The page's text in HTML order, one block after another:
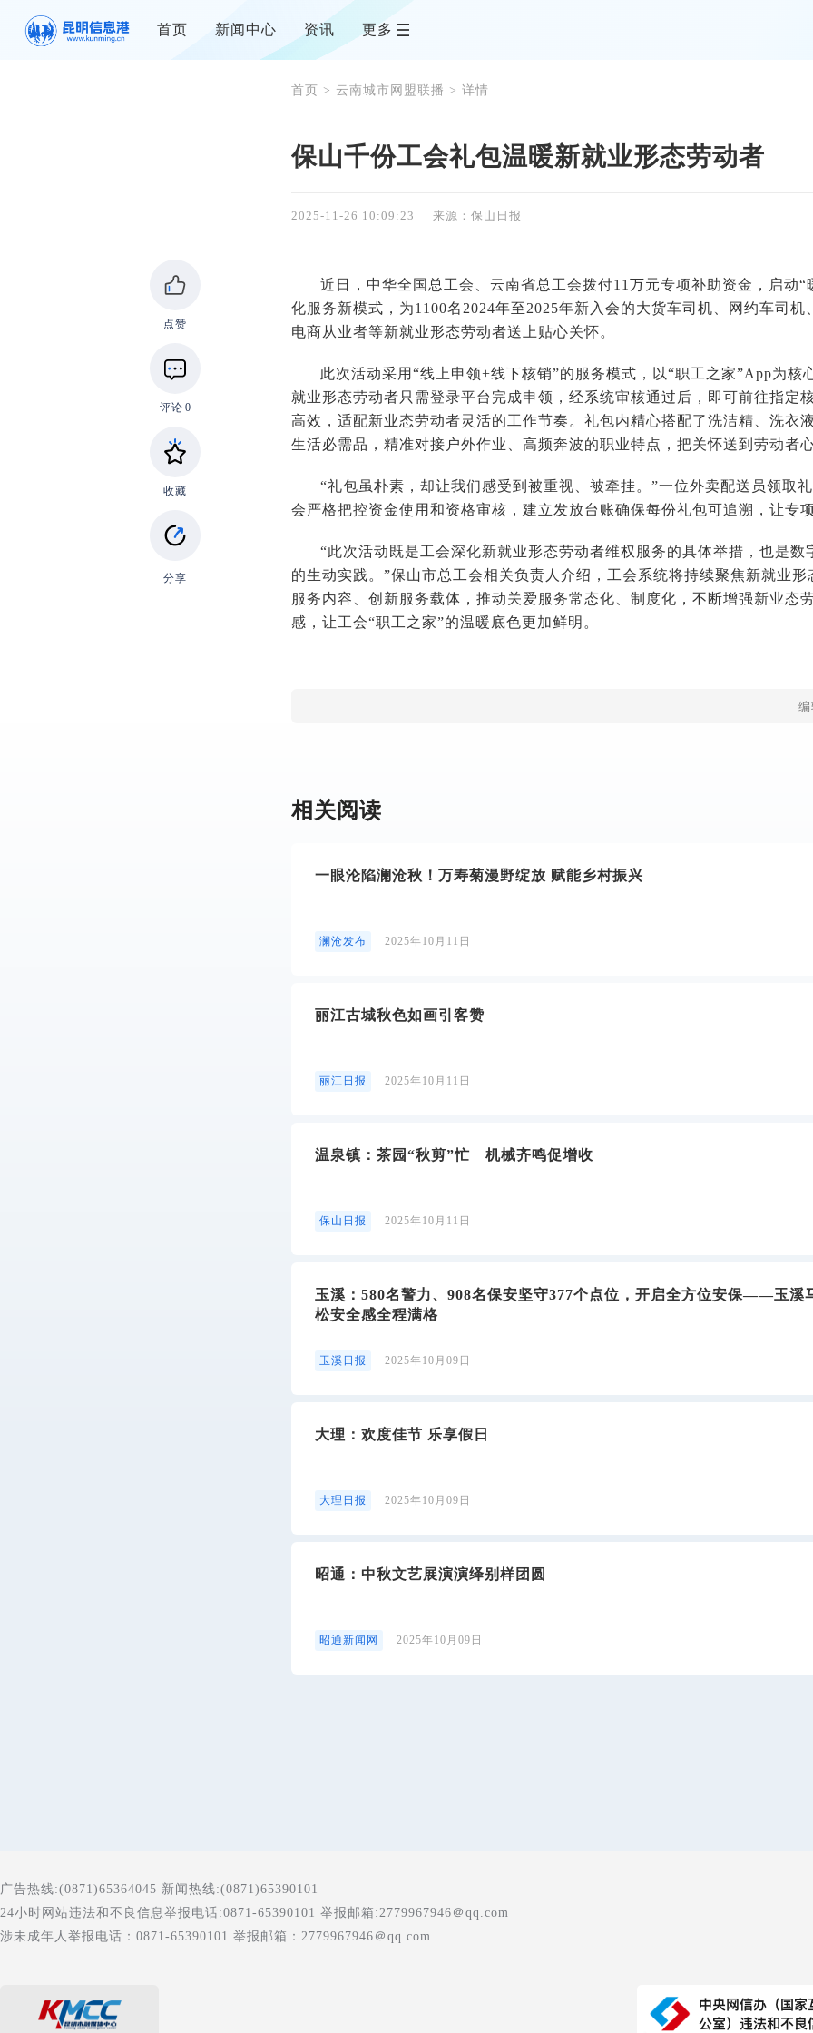
首页 新闻中心 资讯 更多
点赞
评论 0
收藏
分享
首页 > 云南城市网盟联播 > 详情
保山千份工会礼包温暖新就业形态劳动者
2025-11-26 10:09:23 来源：保山日报
近日，中华全国总工会、云南省总工会拨付11万元专项补助资金，启动
化服务新模式，为1100名2024年至2025年新入会的大货车司机、网约车司
电商从业者等新就业形态劳动者送上贴心关怀。
此次活动采用“线上申领+线下核销”的服务模式，以“职工之家”App为核
就业形态劳动者只需登录平台完成申领，经系统审核通过后，即可前往指定
高效，适配新业态劳动者灵活的工作节奏。礼包内精心搭配了洗洁精、洗衣
生活必需品，精准对接户外作业、高频奔波的职业特点，把关怀送到劳动者
“礼包虽朴素，却让我们感受到被重视、被牵挂。”一位外卖配送员领取
会严格把控资金使用和资格审核，建立发放台账确保每份礼包可追溯，让专
“此次活动既是工会深化新就业形态劳动者维权服务的具体举措，也是数
的生动实践。”保山市总工会相关负责人介绍，工会系统将持续聚焦新就业
服务内容、创新服务载体，推动关爱服务常态化、制度化，不断增强新业态
感，让工会“职工之家”的温暖底色更加鲜明。
相关阅读
一眼沦陷澜沧秋！万寿菊漫野绽放 赋能乡村振兴
澜沧发布 2025年10月11日
丽江古城秋色如画引客赞
丽江日报 2025年10月11日
温泉镇：茶园“秋剪”忙 机械齐鸣促增收
保山日报 2025年10月11日
玉溪：580名警力、908名保安坚守377个点位，开启全方位安保——玉溪
松安全感全程满格
玉溪日报 2025年10月09日
大理：欢度佳节 乐享假日
大理日报 2025年10月09日
昭通：中秋文艺展演演绎别样团圆
昭通新闻网 2025年10月09日
广告热线:(0871)65364045 新闻热线:(0871)65390101
24小时网站违法和不良信息举报电话:0871-65390101 举报邮箱:2779967946＠qq.com
涉未成年人举报电话：0871-65390101 举报邮箱：2779967946＠qq.com